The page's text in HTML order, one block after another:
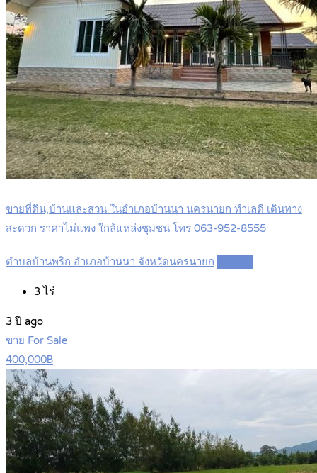
ขายที่ดิน,บ้านและสวน ในอำเภอบ้านนา นครนายก ทำเลดี เดินทาง
สะดวก ราคาไม่แพง ใกล้แหล่งชุมชน โทร 063-952-8555
ตำบลบ้านพริก อำเภอบ้านนา จังหวัดนครนายก
3ไร่
3 ปี ago
ขาย For Sale
400,000฿